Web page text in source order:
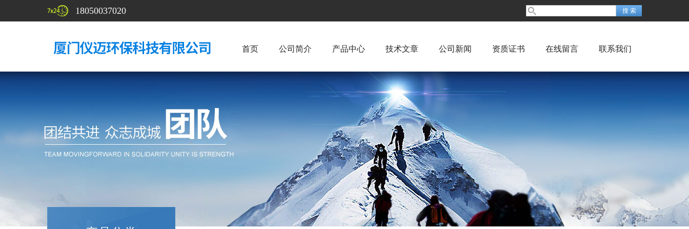
18050037020
首页 公司简介 产品中心 技术文章 公司新闻 资质证书 在线留言 联系我们